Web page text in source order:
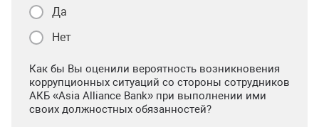
Да
Нет
Как бы Вы оценили вероятность возникновения
коррупционных ситуаций со стороны сотрудников
АКБ «Asia Alliance Bank» при выполнении ими
своих должностных обязанностей?